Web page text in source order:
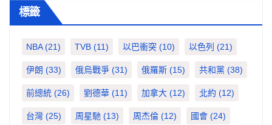
標籤
NBA(21) TVB (11) 以巴衝突 (10) 以色列 (21)
伊朗 (33) 俄烏戰爭 (31) 俄羅斯 (15) 共和黨 (38)
前總統 (26) 劉德華 (11) 加拿大 (12) 北約 (12)
台灣 (25) 周星馳 (13) 周杰倫 (12) 國會 (24)